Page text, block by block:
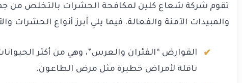
تقوم شركة شعاع كلين لمكافحة الحشرات بالتخلص من
والمبيدات الآمنة والفعالة. فيما يلي أبرز أنواع
القوارض “الفئران والعرس”، وهي من أكثر
ناقلة لأمراض خطيرة مثل مرض الطاعون.